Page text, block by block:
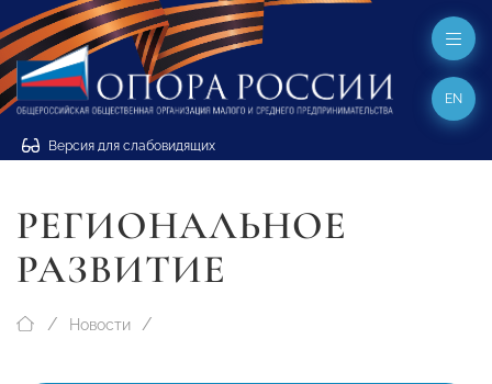
Версия для слабовидящих
EN
РЕГИОНАЛЬНОЕ
РАЗВИТИЕ
Новости